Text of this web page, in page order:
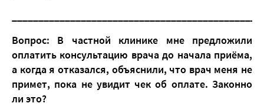
Вопрос: В частной клинике мне предложили
оплатить консультацию врача до начала приёма,
а когда я отказался, объяснили, что врач меня не
примет, пока не увидит чек об оплате. Законно
ли это?